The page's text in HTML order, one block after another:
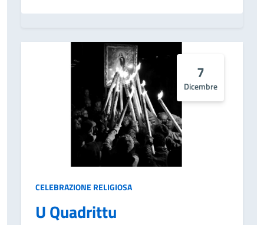
7
Dicembre
CELEBRAZIONE RELIGIOSA
U Quadrittu